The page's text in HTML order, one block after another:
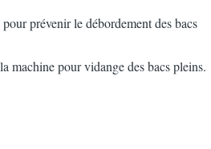
prévenir le débordement des bacs
machine pour vidange des bacs pleins.